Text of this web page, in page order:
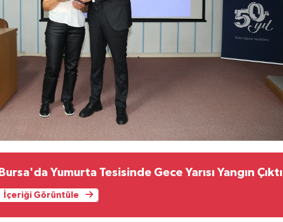
Bursa'da Yumurta Tesisinde Gece Yarısı Yangın Çıktı
İçeriği Görüntüle